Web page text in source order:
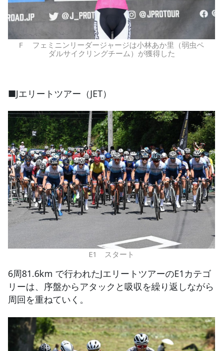
F フェミニンリーダージャージは小林あか里（弱虫ペ
ダルサイクリングチーム）が獲得した
■Jエリートツアー（JET）
E1 スタート
6周81.6km で行われたJエリートツアーのE1カテゴ
リーは、序盤からアタックと吸収を繰り返しながら
周回を重ねていく。